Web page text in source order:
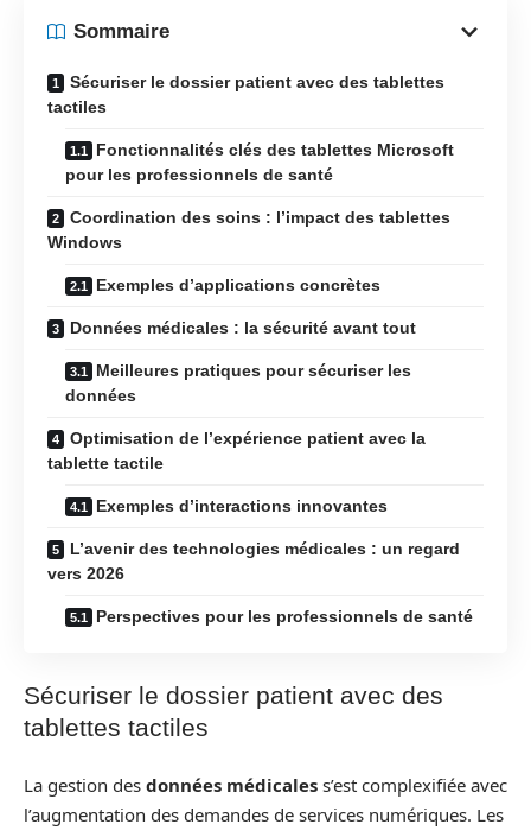
Sommaire
Sécuriser le dossier patient avec des tablettes
tactiles
Fonctionnalités clés des tablettes Microsoft
pour les professionnels de santé
Coordination des soins : l’impact des tablettes
Windows
Exemples d’applications concrètes
Données médicales : la sécurité avant tout
Meilleures pratiques pour sécuriser les
données
Optimisation de l’expérience patient avec la
tablette tactile
Exemples d’interactions innovantes
L’avenir des technologies médicales : un regard
vers 2026
Perspectives pour les professionnels de santé
Sécuriser le dossier patient avec des
tablettes tactiles
La gestion des données médicales s’est complexifiée avec
l’augmentation des demandes de services numériques. Les